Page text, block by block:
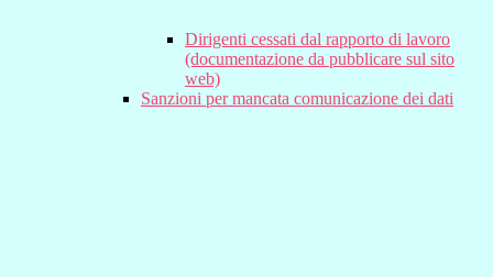
Dirigenti cessati dal rapporto di lavoro
(documentazione da pubblicare sul sito
web)
Sanzioni per mancata comunicazione dei dati